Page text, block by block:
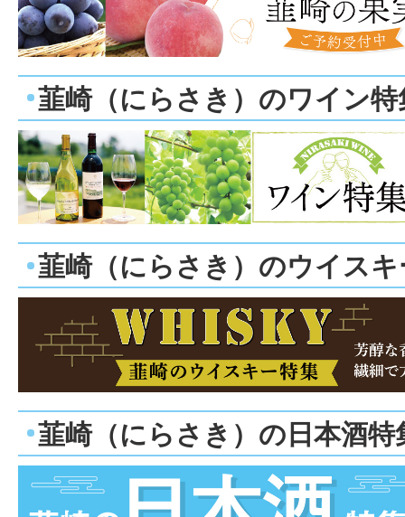
韮崎（にらさき）のワイン特
韮崎（にらさき）のウイスキ
韮崎（にらさき）の日本酒特